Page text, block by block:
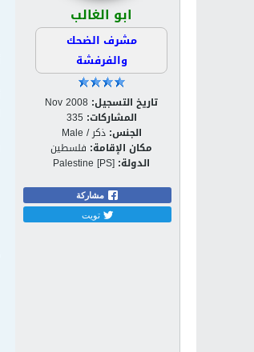
ابو الغالب
مشرف الضحك
والفرفشة
تاريخ التسجيل: Nov 2008
المشاركات: 335
الجنس: ذكر / Male
مكان الإقامة: فلسطين
الدولة: Palestine [PS]
مشاركة
تويت